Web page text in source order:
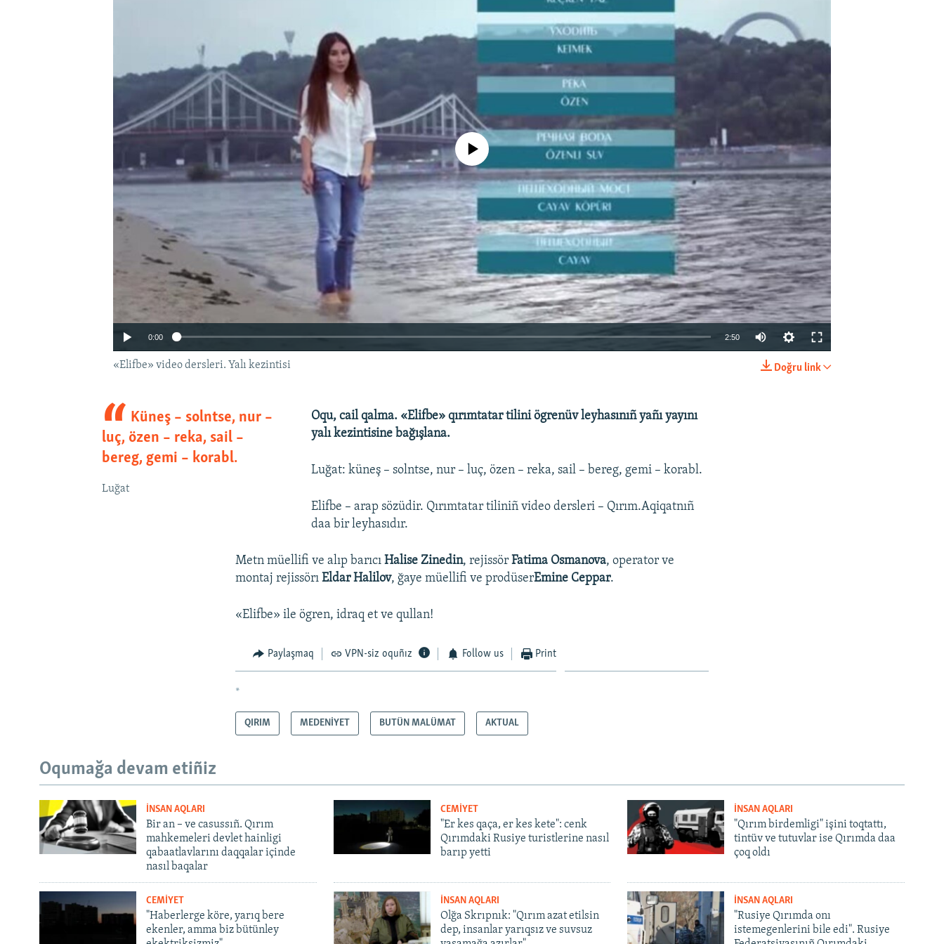
SHARE
No media source currently available
0:00 2:50
Doğru link
«Elifbe» video dersleri. Yalı kezintisi
Küneş – solntse, nur –
luç, özen – reka, sail –
bereg, gemi – korabl.
Luğat
Oqu, cail qalma. «Elifbe» qırımtatar tilini ögrenüv leyhasınıñ yañı yayını
yalı kezintisine bağışlana.
Luğat: küneş – solntse, nur – luç, özen – reka, sail – bereg, gemi – korabl.
Elifbe – arap sözüdir. Qırımtatar tiliniñ video dersleri – Qırım.Aqiqatnıñ
daa bir leyhasıdır.
Metn müellifi ve alıp barıcıHalise Zinedin, rejissör Fatima Osmanova, operator ve
montaj rejissörıEldar Halilov, ğaye müellifi ve prodüserEmine Ceppar.
«Elifbe» ile ögren, idraq et ve qullan!​
Paylaşmaq VPN-siz oquñız Follow us Print
*
QIRIM MEDENİYET BUTÜN MALÜMAT AKTUAL
Oqumağa devam etiñiz
İNSAN AQLARI
Bir an – ve casussıñ. Qırım
mahkemeleri devlet hainligi
qabaatlavlarını daqqalar içinde
nasıl baqalar
CEMİYET
"Er kes qaça, er kes kete": cenk
Qırımdaki Rusiye turistlerine nasıl
barıp yetti
İNSAN AQLARI
"Qırım birdemligi" işini toqtattı,
tintüv ve tutuvlar ise Qırımda daa
çoq oldı
CEMİYET
"Haberlerge köre, yarıq bere
ekenler, amma biz bütünley
İNSAN AQLARI
Olğa Skrıpnık: "Qırım azat etilsin
dep, insanlar yarıqsız ve suvsuz
İNSAN AQLARI
"Rusiye Qırımda onı
istemegenlerini bile edi". Rusiye